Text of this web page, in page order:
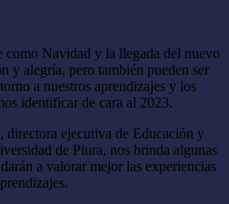
como Navidad y la llegada del nuevo
y alegría, pero también pueden ser
a nuestros aprendizajes y los
identificar de cara al 2023.
directora ejecutiva de Educación y
de Piura, nos brinda algunas
a valorar mejor las experiencias